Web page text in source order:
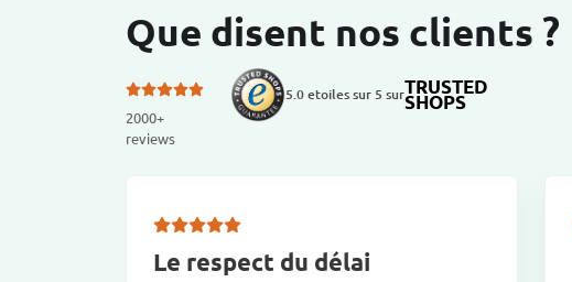
Que disent nos clients ?
2000+
reviews
5.0 etoiles sur 5 surTRUSTED
SHOPS
Le respect du délai